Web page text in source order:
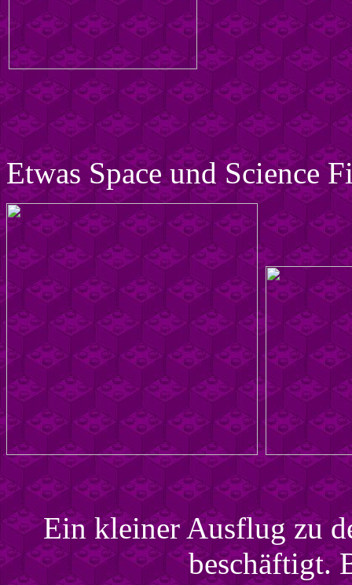
Etwas Space und Science
Ein kleiner Ausflug zu
beschäftigt.